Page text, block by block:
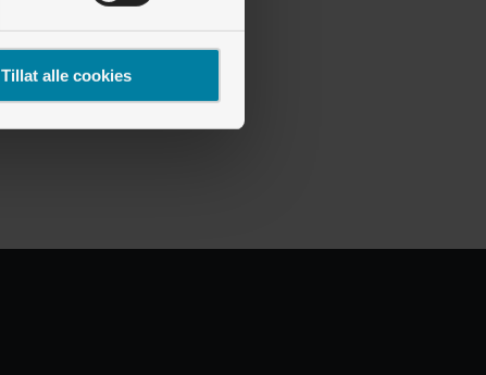
Tillat alle cookies